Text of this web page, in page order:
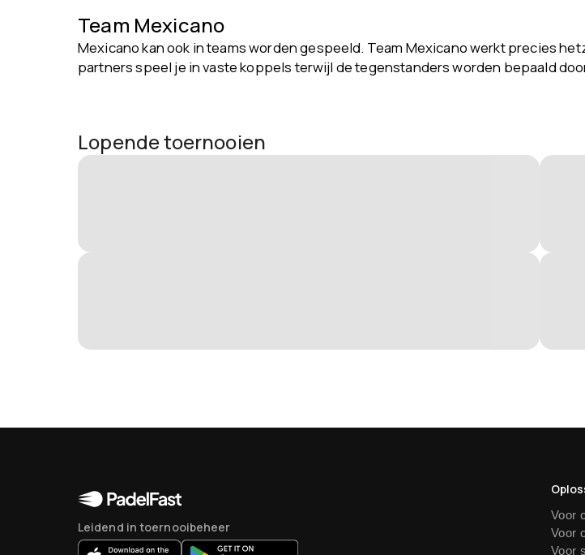
Team Mexicano
Mexicano kan ook in teams worden gespeeld. Team Mexicano werkt precies
partners speel je in vaste koppels terwijl de tegenstanders worden bepaald
Lopende toernooien
Leidend in toernooibeheer
Voor
Voor
Voor